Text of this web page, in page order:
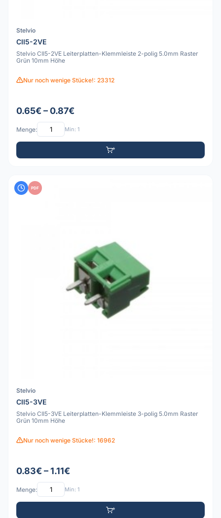
Stelvio
CII5-2VE
Stelvio CII5-2VE Leiterplatten-Klemmleiste 2-polig 5.0mm Raster
Grün 10mm Höhe
Nur noch wenige Stücke!: 23312
0.65€ – 0.87€
Menge: Min: 1
PDF
Stelvio
CII5-3VE
Stelvio CII5-3VE Leiterplatten-Klemmleiste 3-polig 5.0mm Raster
Grün 10mm Höhe
Nur noch wenige Stücke!: 16962
0.83€ – 1.11€
Menge: Min: 1